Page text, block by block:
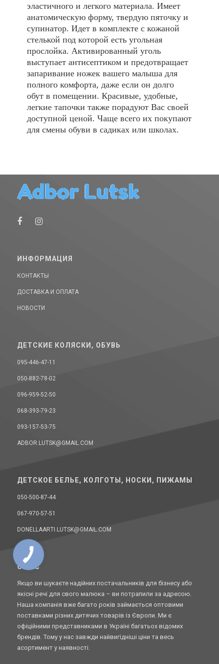
эластичного и легкого материала. Имеет
анатомическую форму, твердую пяточку и
супинатор. Идет в комплекте с кожаной
стелькой под которой есть угольная
прослойка. Активированный уголь
выступает антисептиком и предотвращает
запаривание ножек вашего малыша для
полного комфорта, даже если он долго
обут в помещении. Красивые, удобные,
легкие тапочки также порадуют Вас своей
доступной ценой. Чаще всего их покупают
для смены обуви в садиках или школах.
ИНФОРМАЦИЯ
КОНТАКТЫ
ДОСТАВКА И ОПЛАТА
НОВОСТИ
ДЕТСКИЕ КОЛЯСКИ, ОБУВЬ
095-446-47-11
050-882-78-02
096-959-52-50
068-393-79-23
093-157-53-75
ADBOR.LUTSK@GMAIL.COM
ДЕТСКОЕ БЕЛЬЕ, КОЛГОТЫ, НОСКИ, ПИЖАМЫ
050-500-87-44
067-970-57-51
DONELLAARTI.LUTSK@GMAIL.COM
O НАС
Якщо ви шукаєте надійних постачальників для бізнесу або
якісні речі для свого малюка – ви потрапили за адресою.
Наша компанія вже багато років займається оптовими
поставками різних дитячих товарів із Європи. Ми є
офіційними представниками в Україні багатьох відомих
брендів. Тому у нас завжди найвигідніші ціни та весь
асортимент у наявності.